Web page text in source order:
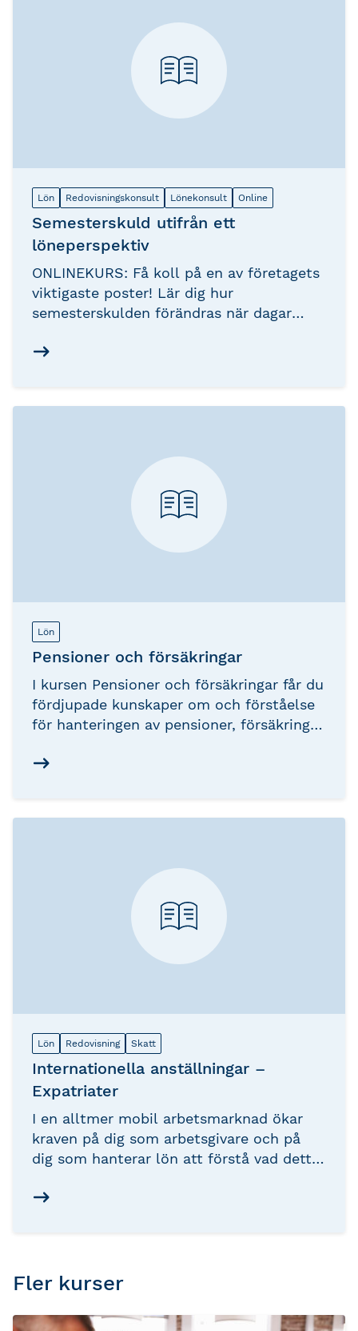
Lön Redovisningskonsult Lönekonsult Online
Semesterskuld utifrån ett
löneperspektiv
ONLINEKURS: Få koll på en av företagets
viktigaste poster! Lär dig hur
semesterskulden förändras när dagar
dessa förändringar ska konteras. Att
Lön
Pensioner och försäkringar
I kursen Pensioner och försäkringar får du
fördjupade kunskaper om och förståelse
för hanteringen av pensioner, försäkringar
lönehantering. En perfekt kurs för dig
Lön Redovisning Skatt
Internationella anställningar –
Expatriater
I en alltmer mobil arbetsmarknad ökar
kraven på dig som arbetsgivare och på
dig som hanterar lön att förstå vad detta
skatteinnehåll och
kommer behöva besvaras.
Fler kurser